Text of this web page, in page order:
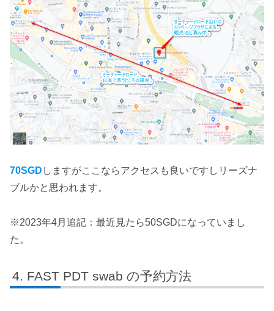
70SGD しますがここならアクセスも良いですしリーズナ
ブルかと思われます。
※2023年4月追記：最近見たら50SGDになっていまし
た。
FAST PDT swab の予約方法